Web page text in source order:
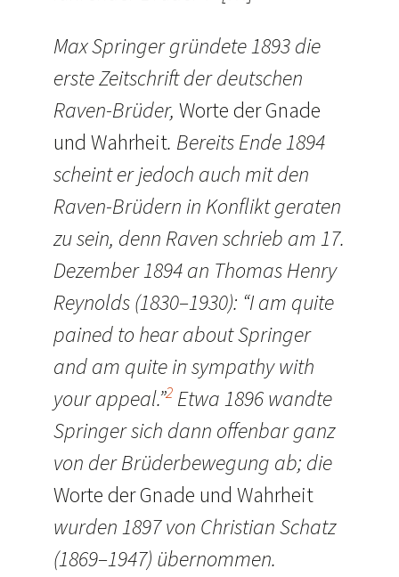
Max Springer gründete 1893 die
erste Zeitschrift der deutschen
Raven-Brüder, Worte der Gnade
und Wahrheit. Bereits Ende 1894
scheint er jedoch auch mit den
Raven-Brüdern in Konflikt geraten
zu sein, denn Raven schrieb am 17.
Dezember 1894 an Thomas Henry
Reynolds (1830–1930): “I am quite
pained to hear about Springer
and am quite in sympathy with
your appeal.”2 Etwa 1896 wandte
Springer sich dann offenbar ganz
von der Brüderbewegung ab; die
Worte der Gnade und Wahrheit
wurden 1897 von Christian Schatz
(1869–1947) übernommen.